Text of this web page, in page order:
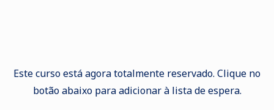
Este curso está agora totalmente reservado. Clique no
botão abaixo para adicionar à lista de espera.